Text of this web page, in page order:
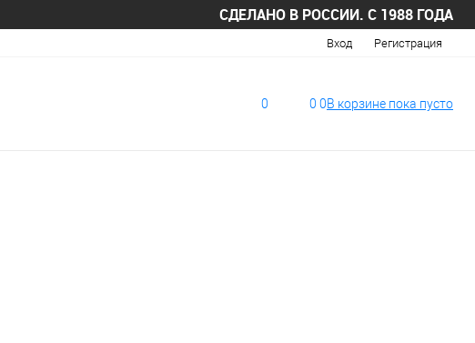
СДЕЛАНО В РОССИИ. С 1988 ГОДА
Вход Регистрация
0 0 0В корзине пока пусто